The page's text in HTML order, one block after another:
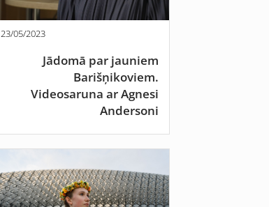
23/05/2023
Jādomā par jauniem
Barišņikoviem.
Videosaruna ar Agnesi
Andersoni